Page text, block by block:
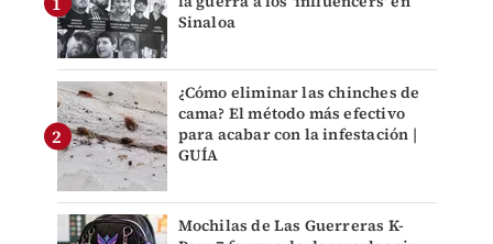
Sinaloa
¿Cómo eliminar las chinches de
cama? El método más efectivo
para acabar con la infestación |
GUÍA
Mochilas de Las Guerreras K-